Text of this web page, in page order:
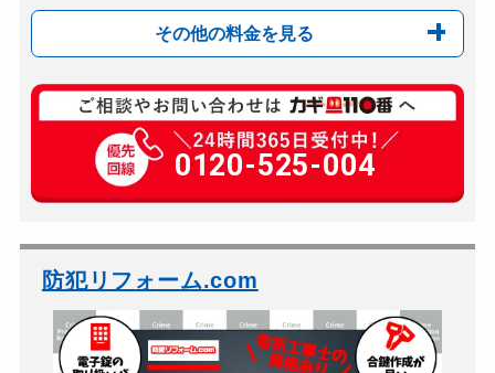
その他の料金を見る
玄関カギ複製 650円(税込)～
玄関カギ開け 12,000円～(税抜)
玄関カギ修理 8,800円～(税込)
玄関カギ交換
バイクカギ開け 別途お見積り
バイクカギ作成 別途お見積り
0120-525-004
防犯リフォーム.com